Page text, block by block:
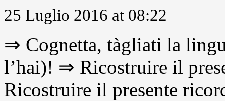
25 Luglio 2016 at 08:22
⇒ Cognetta, tàgliati la
l’hai)! ⇒ Ricostruire il
Ricostruire il presente